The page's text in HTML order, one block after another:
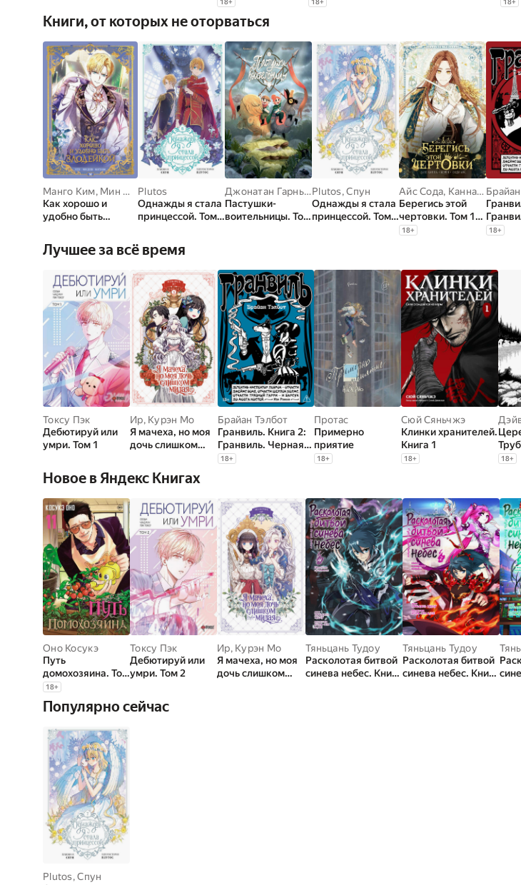
18+ 18+ 18+
Книги, от которых не оторваться
Манго Ким, Мин Дохян
Как хорошо и
удобно быть
Plutos
Однажды я стала
принцессой. Том 6
Джонатан Гарнье,Амели Флише
Пастушки-
воительницы. Том
Plutos,Спун
Однажды я стала
принцессой. Том 7
Айс Сода, Канна Блю
Берегись этой
чертовки. Том 1
(вебтун)
18+ 18+
Лучшее за всё время
Токсу Пэк
Дебютируй или
умри. Том 1
Ир, Курэн Мо
Я мачеха, но моя
дочь слишком
Брайан Тэлбот
Гранвиль. Книга 2:
Гранвиль. Черная
душа. Гранвиль.
18+
Протас
Примерно
приятие
18+
Сюй Сяньчжэ
Клинки хранителей.
Книга 1
18+ 18+
Новое в Яндекс Книгах
Оно Косукэ
Путь
домохозяина. Том
11
18+
Токсу Пэк
Дебютируй или
умри. Том 2
Ир, Курэн Мо
Я мачеха, но моя
дочь слишком
Тяньцань Тудоу
Расколотая битвой
синева небес. Книга
Тяньцань Тудоу
Расколотая битвой
синева небес. Книга
Популярно сейчас
Plutos,Спун